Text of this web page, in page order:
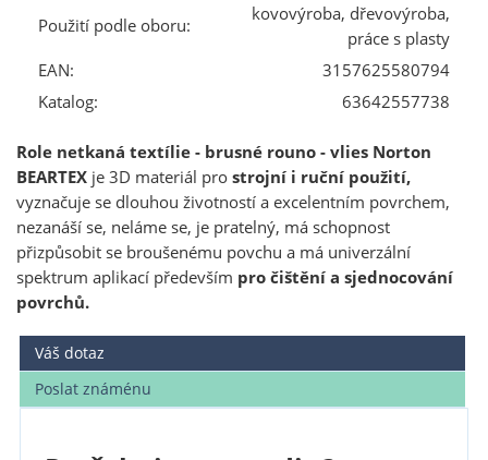
Použití podle oboru:
kovovýroba, dřevovýroba,
práce s plasty
EAN:
3157625580794
Katalog:
63642557738
Role netkaná textílie - brusné rouno - vlies Norton
BEARTEX je 3D materiál prostrojní i ruční použití,
vyznačuje se dlouhou životností a excelentním povrchem,
nezanáší se, neláme se, je pratelný, má schopnost
přizpůsobit se broušenému povchu a má univerzální
spektrum aplikací především pro čištění a sjednocování
povrchů.
Váš dotaz
Poslat známénu